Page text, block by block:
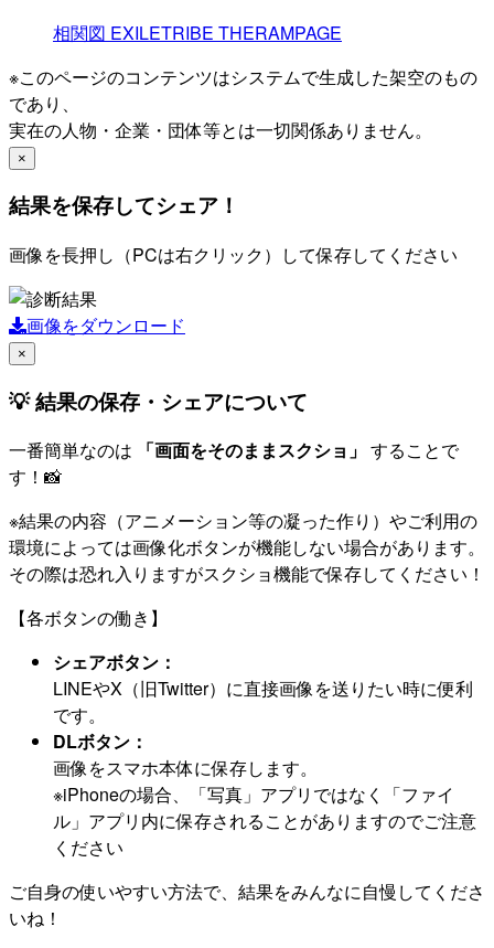
相関図 EXILETRIBE THERAMPAGE
※このページのコンテンツはシステムで生成した架空のもの
であり、
実在の人物・企業・団体等とは一切関係ありません。
×
結果を保存してシェア！
画像を長押し（PCは右クリック）して保存してください
画像をダウンロード
×
💡 結果の保存・シェアについて
一番簡単なのは 「画面をそのままスクショ」 することで
す！📸
※結果の内容（アニメーション等の凝った作り）やご利用の
環境によっては画像化ボタンが機能しない場合があります。
その際は恐れ入りますがスクショ機能で保存してください！
【各ボタンの働き】
シェアボタン：
LINEやX（旧Twitter）に直接画像を送りたい時に便利
です。
DLボタン：
画像をスマホ本体に保存します。
※iPhoneの場合、「写真」アプリではなく「ファイ
ル」アプリ内に保存されることがありますのでご注意
ください
ご自身の使いやすい方法で、結果をみんなに自慢してくださ
いね！